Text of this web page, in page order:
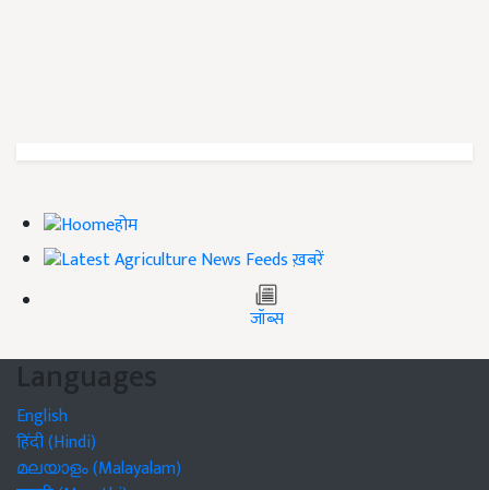
होम
ख़बरें
जॉब्स
Languages
English
हिंदी (Hindi)
മലയാളം (Malayalam)